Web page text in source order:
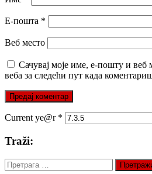
Е-пошта *
Веб место
Сачувај моје име, е-пошту и веб
веба за следећи пут када
Current ye@r *
Traži:
Претрага